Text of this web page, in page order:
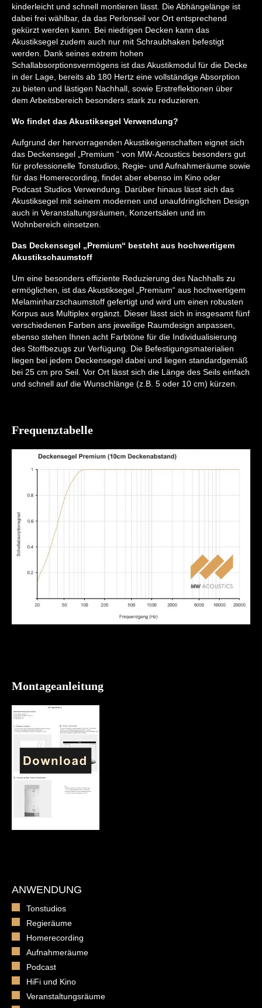
kinderleicht und schnell montieren lässt. Die Abhängelänge ist
dabei frei wählbar, da das Perlonseil vor Ort entsprechend
gekürzt werden kann. Bei niedrigen Decken kann das
Akustiksegel zudem auch nur mit Schraubhaken befestigt
werden. Dank seines extrem hohen
Schallabsorptionsvermögens ist das Akustikmodul für die Decke
in der Lage, bereits ab 180 Hertz eine vollständige Absorption
zu bieten und lästigen Nachhall, sowie Erstreflektionen über
dem Arbeitsbereich besonders stark zu reduzieren.
Wo findet das Akustiksegel Verwendung?
Aufgrund der hervorragenden Akustikeigenschaften eignet sich
das Deckensegel „Premium “ von MW-Acoustics besonders gut
für professionelle Tonstudios, Regie- und Aufnahmeräume sowie
für das Homerecording, findet aber ebenso im Kino oder
Podcast Studios Verwendung. Darüber hinaus lässt sich das
Akustiksegel mit seinem modernen und unaufdringlichen Design
auch in Veranstaltungsräumen, Konzertsälen und im
Wohnbereich einsetzen.
Das Deckensegel „Premium“ besteht aus hochwertigem
Akustikschaumstoff
Um eine besonders effiziente Reduzierung des Nachhalls zu
ermöglichen, ist das Akustiksegel „Premium“ aus hochwertigem
Melaminharzschaumstoff gefertigt und wird um einen robusten
Korpus aus Multiplex ergänzt. Dieser lässt sich in insgesamt fünf
verschiedenen Farben ans jeweilige Raumdesign anpassen,
ebenso stehen Ihnen acht Farbtöne für die Individualisierung
des Stoffbezugs zur Verfügung. Die Befestigungsmaterialien
liegen bei jedem Deckensegel dabei und liegen standardgemäß
bei 25 cm pro Seil. Vor Ort lässt sich die Länge des Seils einfach
und schnell auf die Wunschlänge (z.B. 5 oder 10 cm) kürzen.
Frequenztabelle
Montageanleitung
ANWENDUNG
Tonstudios
Regieräume
Homerecording
Aufnahmeräume
Podcast
HiFi und Kino
Veranstaltungsräume